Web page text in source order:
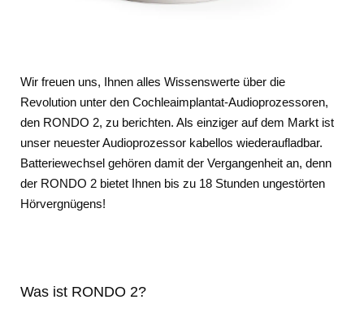
Wir freuen uns, Ihnen alles Wissenswerte über die
Revolution unter den Cochleaimplantat-Audioprozessoren,
den RONDO 2, zu berichten. Als einziger auf dem Markt ist
unser neuester Audioprozessor kabellos wiederaufladbar.
Batteriewechsel gehören damit der Vergangenheit an, denn
der RONDO 2 bietet Ihnen bis zu 18 Stunden ungestörten
Hörvergnügens!
Was ist RONDO 2?